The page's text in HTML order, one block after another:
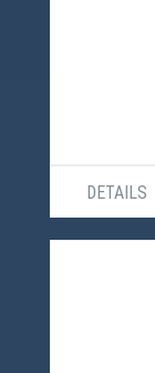
DETAILS